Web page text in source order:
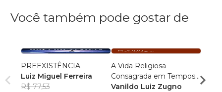
Você também pode gostar de
PREEXISTÊNCIA
Luiz Miguel Ferreira
R$ 77,53
A Vida Religiosa
Consagrada em Tempos
de Papa Francisco
Vanildo Luiz Zugno